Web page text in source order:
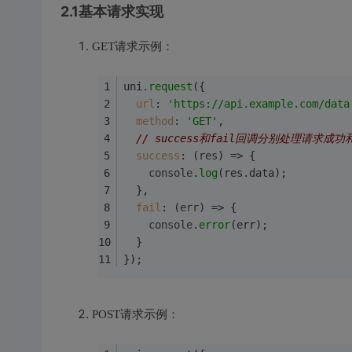
2.1基本请求实现
GET请求示例：
uni. request ({
url : 'https://api.example.com/
method : 'GET' ,
// success和fail回调分别处理请求成功
success : ( res) => {
console. log (res. data);
  },
fail : (err) => {
console. error(err);
  }
});
POST请求示例：